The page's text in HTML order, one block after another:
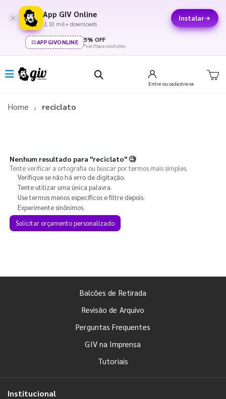
App GIV Online
10 mil+ downloads
Instalar
APPGIVONLINE 5% OFF
*verifique condições
Entre ou cadastre-se
Home reciclato
Nenhum resultado para "reciclato"🧐
Tente verificar a ortografia ou buscar por termos mais simples.
Verifique se não há erro de digitação.
Tente utilizar uma única palavra.
Use termos menos específicos e filtre depois.
Experimente sinônimos.
Solicitar orçamento personalizado
Balcões de Retirada
Revisão de Arquivo
Perguntas Frequentes
GIV na Imprensa
Tutoriais
Institucional